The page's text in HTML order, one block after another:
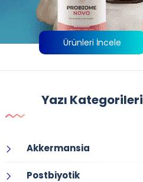
Ürünleri İncele
Yazı Kategorileri
Akkermansia
Postbiyotik